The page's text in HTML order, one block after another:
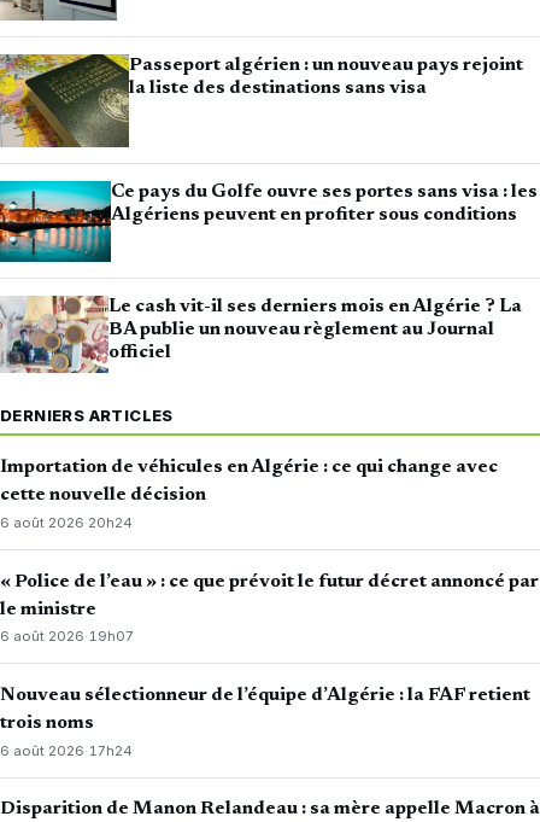
Passeport algérien : un nouveau pays rejoint
la liste des destinations sans visa
Ce pays du Golfe ouvre ses portes sans visa : les
Algériens peuvent en profiter sous conditions
Le cash vit-il ses derniers mois en Algérie ? La
BA publie un nouveau règlement au Journal
officiel
DERNIERS ARTICLES
Importation de véhicules en Algérie : ce qui change avec
cette nouvelle décision
6 août 2026·20h24
« Police de l’eau » : ce que prévoit le futur décret annoncé par
le ministre
6 août 2026·19h07
Nouveau sélectionneur de l’équipe d’Algérie : la FAF retient
trois noms
6 août 2026· 17h24
Disparition de Manon Relandeau : sa mère appelle Macron à